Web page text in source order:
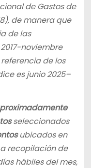
de Gastos de
de manera que
de las
noviembre
de los
es junio 2025–
seleccionados
ubicados en
recopilación de
hábiles del mes,